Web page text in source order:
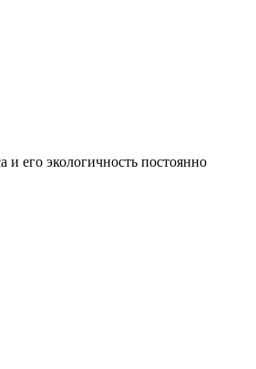
его экологичность постоянно